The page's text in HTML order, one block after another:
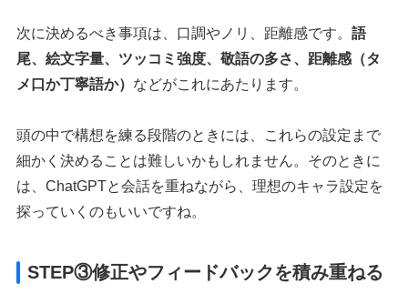
次に決めるべき事項は、口調やノリ、距離感です。語
尾、絵文字量、ツッコミ強度、敬語の多さ、距離感（タ
メ口か丁寧語か） などがこれにあたります。
頭の中で構想を練る段階のときには、これらの設定まで
細かく決めることは難しいかもしれません。そのときに
は、ChatGPTと会話を重ねながら、理想のキャラ設定を
探っていくのもいいですね。
STEP③修正やフィードバックを積み重ねる